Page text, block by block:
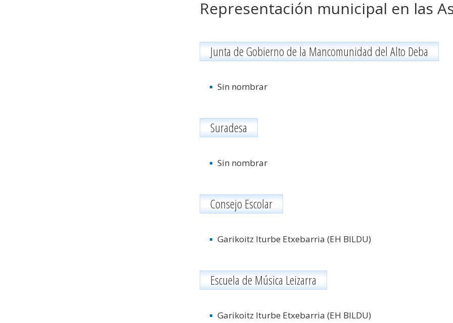
Representación municipal en las
Junta de Gobierno de la Mancomunidad del Alto Deba
Sin nombrar
Suradesa
Sin nombrar
Consejo Escolar
Garikoitz Iturbe Etxebarria (EH BILDU)
Escuela de Música Leizarra
Garikoitz Iturbe Etxebarria (EH BILDU)